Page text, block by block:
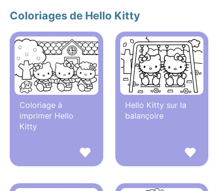
Coloriages de Hello Kitty
Coloriage à
imprimer Hello
Kitty
Hello Kitty sur la
balançoire